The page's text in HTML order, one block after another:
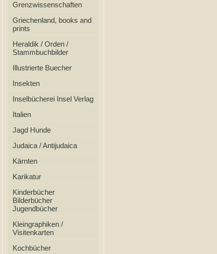
Grenzwissenschaften
Griechenland, books and
prints
Heraldik / Orden /
Stammbuchbilder
Illustrierte Buecher
Insekten
Inselbücherei Insel Verlag
Italien
Jagd Hunde
Judaica / Antijudaica
Kärnten
Karikatur
Kinderbücher
Bilderbücher
Jugendbücher
Kleingraphiken /
Visitenkarten
Kochbücher